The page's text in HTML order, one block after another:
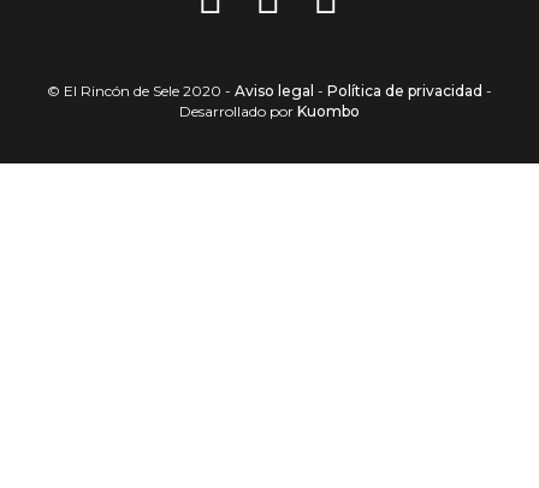
© El Rincón de Sele 2020 - Aviso legal - Política de privacidad -
Desarrollado por Kuombo